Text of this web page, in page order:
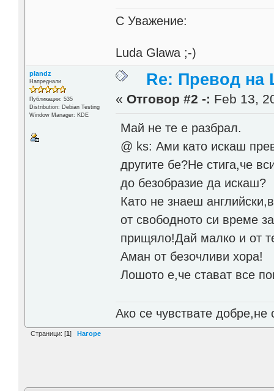
С Уважение:
Luda Glawa ;-)
plandz
Напреднали
Публикации: 535
Distribution: Debian Testing
Window Manager: KDE
Re: Превод на
« Отговор #2 -: Feb 13,
Май не те е разбрал.
@ ks: Ами като искаш
другите бе?Не стига,че
до безобразие да искаш?
Като не знаеш
от свободното си време
прищяло!Дай малко и от
Аман от безочливи хора!
Лошото е,че стават все
Ако се чувствате
Страници: [1] Нагоре